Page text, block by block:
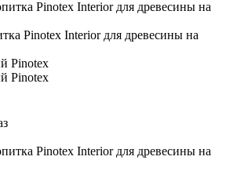
Pinotex Interior для древесины на
Pinotex
Pinotex